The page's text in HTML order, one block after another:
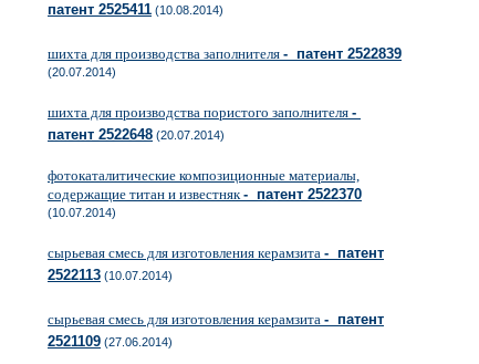
патент 2525411 (10.08.2014)
шихта для производства заполнителя - патент 2522839
(20.07.2014)
шихта для производства пористого заполнителя -
патент 2522648 (20.07.2014)
фотокаталитические композиционные материалы,
содержащие титан и известняк- патент 2522370
(10.07.2014)
сырьевая смесь для изготовления керамзита - патент
2522113 (10.07.2014)
сырьевая смесь для изготовления керамзита - патент
2521109 (27.06.2014)